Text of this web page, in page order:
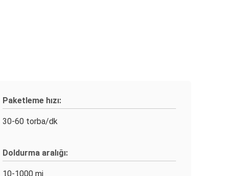
Paketleme hızı:
30-60 torba/dk
Doldurma aralığı:
10-1000 mi